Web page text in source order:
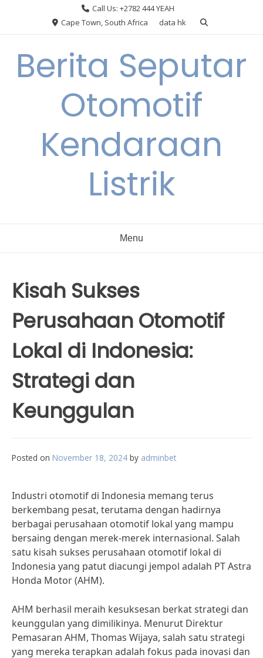
Call Us: +2782 444 YEAH
Cape Town, South Africa
data hk
Berita Seputar
Otomotif
Kendaraan
Listrik
Menu
Kisah Sukses
Perusahaan Otomotif
Lokal di Indonesia:
Strategi dan
Keunggulan
Posted on November 18, 2024 by adminbet
Industri otomotif di Indonesia memang terus
berkembang pesat, terutama dengan hadirnya
berbagai perusahaan otomotif lokal yang mampu
bersaing dengan merek-merek internasional. Salah
satu kisah sukses perusahaan otomotif lokal di
Indonesia yang patut diacungi jempol adalah PT Astra
Honda Motor (AHM).
AHM berhasil meraih kesuksesan berkat strategi dan
keunggulan yang dimilikinya. Menurut Direktur
Pemasaran AHM, Thomas Wijaya, salah satu strategi
yang mereka terapkan adalah fokus pada inovasi dan